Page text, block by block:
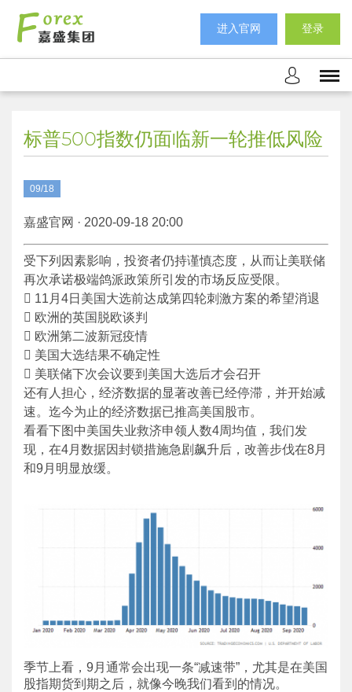
进入官网 登录
标普500指数仍面临新一轮推低风险
09/18
嘉盛官网 · 2020-09-18 20:00
受下列因素影响，投资者仍持谨慎态度，从而让美联储
再次承诺极端鸽派政策所引发的市场反应受限。
 11月4日美国大选前达成第四轮刺激方案的希望消退
 欧洲的英国脱欧谈判
 欧洲第二波新冠疫情
 美国大选结果不确定性
 美联储下次会议要到美国大选后才会召开
还有人担心，经济数据的显著改善已经停滞，并开始减
速。迄今为止的经济数据已推高美国股市。
看看下图中美国失业救济申领人数4周均值，我们发
现，在4月数据因封锁措施急剧飙升后，改善步伐在8月
和9月明显放缓。
季节上看，9月通常会出现一条“减速带”，尤其是在美国
股指期货到期之后，就像今晚我们看到的情况。